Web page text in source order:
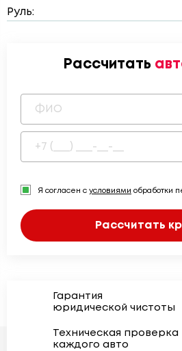
Руль:
Рассчитать
Я согласен с условиями обработки
Рассчитать
Гарантия
юридической чистоты
Техническая проверка
каждого авто